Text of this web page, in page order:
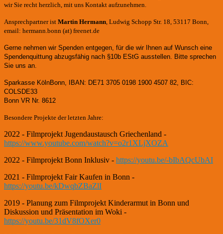
wir Sie recht herzlich, mit uns Kontakt aufzunehmen.
Ansprechpartner ist Martin Hermann , Ludwig Schopp Str. 18, 53117 Bonn,
email: hermann.bonn (at) freenet.de
Gerne nehmen wir Spenden entgegen, für die wir Ihnen auf Wunsch eine
Spendenquittung abzugsfähig nach §10b EStG ausstellen. Bitte sprechen
Sie uns an.
Sparkasse KölnBonn, IBAN: DE71 3705 0198 1900 4507 82, BIC:
COLSDE33
Bonn VR Nr. 8612
Besondere Projekte der letzten Jahre:
2022 - Filmprojekt Jugendaustausch Griechenland -
https://www.youtube.com/watch?v=o2r1XLjXOZA
2022 - Filmprojekt Bonn Inklusiv - https://youtu.be/-bIbAQcUbAI
2021 - Filmprojekt Fair Kaufen in Bonn -
https://youtu.be/kDwqbZBaZlI
2019 - Planung zum Filmprojekt Kinderarmut in Bonn und
Diskussion und Präsentation im Woki -
https://youtu.be/31dV8fOXer0